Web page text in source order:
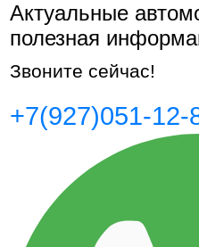
Актуальные
полезная
Звоните сейчас!
+7(927)051-12-